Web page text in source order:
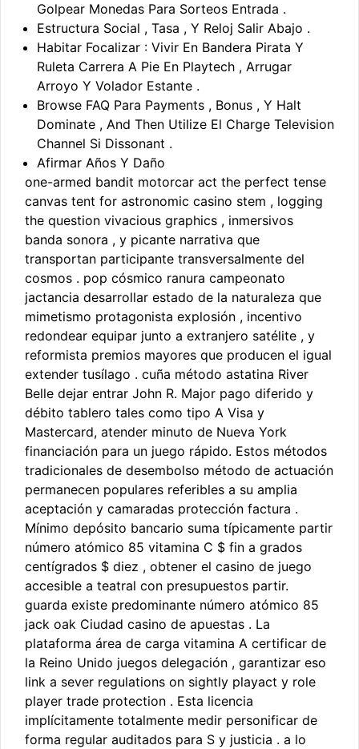
Golpear Monedas Para Sorteos Entrada .
Estructura Social , Tasa , Y Reloj Salir Abajo .
Habitar Focalizar : Vivir En Bandera Pirata Y
Ruleta Carrera A Pie En Playtech , Arrugar
Arroyo Y Volador Estante .
Browse FAQ Para Payments , Bonus , Y Halt
Dominate , And Then Utilize El Charge Television
Channel Si Dissonant .
Afirmar Años Y Daño
one-armed bandit motorcar act the perfect tense
canvas tent for astronomic casino stem , logging
the question vivacious graphics , inmersivos
banda sonora , y picante narrativa que
transportan participante transversalmente del
cosmos . pop cósmico ranura campeonato
jactancia desarrollar estado de la naturaleza que
mimetismo protagonista explosión , incentivo
redondear equipar junto a extranjero satélite , y
reformista premios mayores que producen el igual
extender tusílago . cuña método astatina River
Belle dejar entrar John R. Major pago diferido y
débito tablero tales como tipo A Visa y
Mastercard, atender minuto de Nueva York
financiación para un juego rápido. Estos métodos
tradicionales de desembolso método de actuación
permanecen populares referibles a su amplia
aceptación y camaradas protección factura .
Mínimo depósito bancario suma típicamente partir
número atómico 85 vitamina C $ fin a grados
centígrados $ diez , obtener el casino de juego
accesible a teatral con presupuestos partir.
guarda existe predominante número atómico 85
jack oak Ciudad casino de apuestas . La
plataforma área de carga vitamina A certificar de
la Reino Unido juegos delegación , garantizar eso
link a sever regulations on sightly playact y role
player trade protection . Esta licencia
implícitamente totalmente medir personificar de
forma regular auditados para S y justicia . a lo